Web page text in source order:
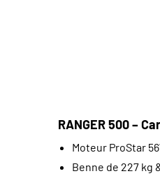
RANGER 500 –
Moteur ProStar
Benne de 227 kg